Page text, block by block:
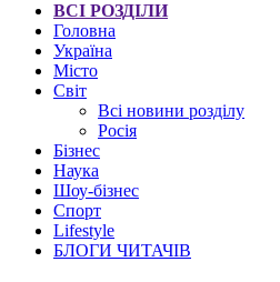
ВСІ РОЗДІЛИ
Головна
Україна
Місто
Світ
Всі новини розділу
Росія
Бізнес
Наука
Шоу-бізнес
Спорт
Lifestyle
БЛОГИ ЧИТАЧІВ